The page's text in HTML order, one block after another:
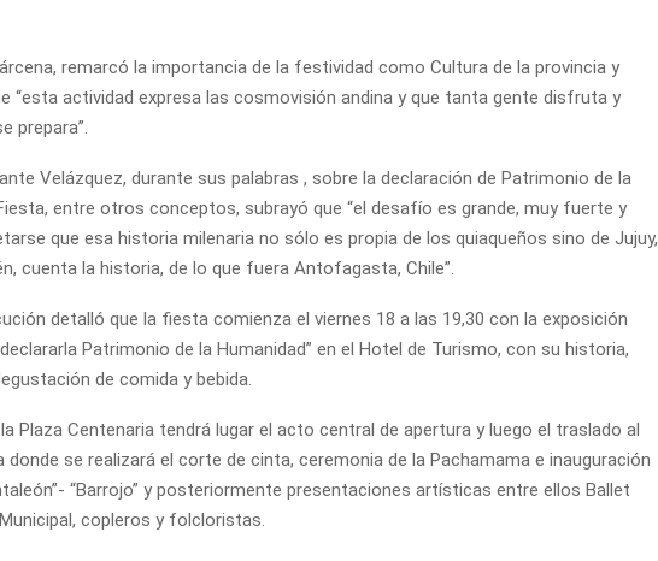
remarcó la importancia de la festividad como Cultura de la provincia y
“esta actividad expresa las cosmovisión andina y que tanta gente disfruta y
prepara”.
Velázquez, durante sus palabras , sobre la declaración de Patrimonio de la
entre otros conceptos, subrayó que “el desafío es grande, muy fuerte y
que esa historia milenaria no sólo es propia de los quiaqueños sino de Jujuy,
cuenta la historia, de lo que fuera Antofagasta, Chile”.
detalló que la fiesta comienza el viernes 18 a las 19,30 con la exposición
Patrimonio de la Humanidad” en el Hotel de Turismo, con su historia,
de comida y bebida.
Plaza Centenaria tendrá lugar el acto central de apertura y luego el traslado al
donde se realizará el corte de cinta, ceremonia de la Pachamama e inauguración
“Barrojo” y posteriormente presentaciones artísticas entre ellos Ballet
copleros y folcloristas.